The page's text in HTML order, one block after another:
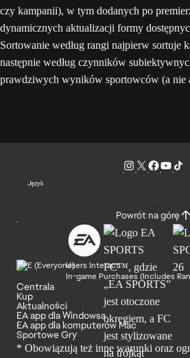
czy kampanii), w tym dodanych po
dynamicznych aktualizacji formy
Sortowanie według rangi najpierw sortuje
następnie według czynników
prawdziwych wyników sportowców (a nie
Język
Powrót na górę
Users Interact
In-game Purchases (Includes
Centrala
Kup
Aktualności
EA app dla Windowsa
EA app dla komputerów Mac
Sportowe Gry
* Obowiązują też inne warunki oraz